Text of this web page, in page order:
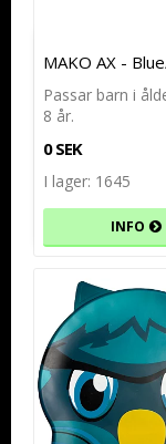
MAKO AX -
Passar barn i
8 år.
0 SEK
I lager: 1645
INFO